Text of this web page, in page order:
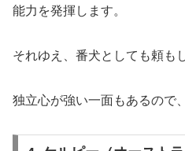
能力を発揮します。
それゆえ、番犬としても頼も
独立心が強い一面もあるので